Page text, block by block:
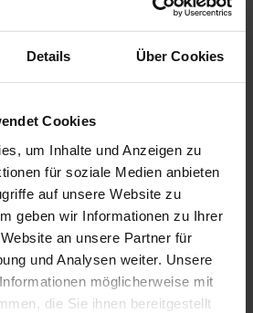
Details Über Cookies
Cookies
um Inhalte und Anzeigen zu
für soziale Medien anbieten
auf unsere Website zu
geben wir Informationen zu Ihrer
an unsere Partner für
und Analysen weiter. Unsere
möglicherweise mit
die Sie ihnen bereitgestellt
2022
Resort
compliance/konferenz/c
Thomas freut sich Sie vor